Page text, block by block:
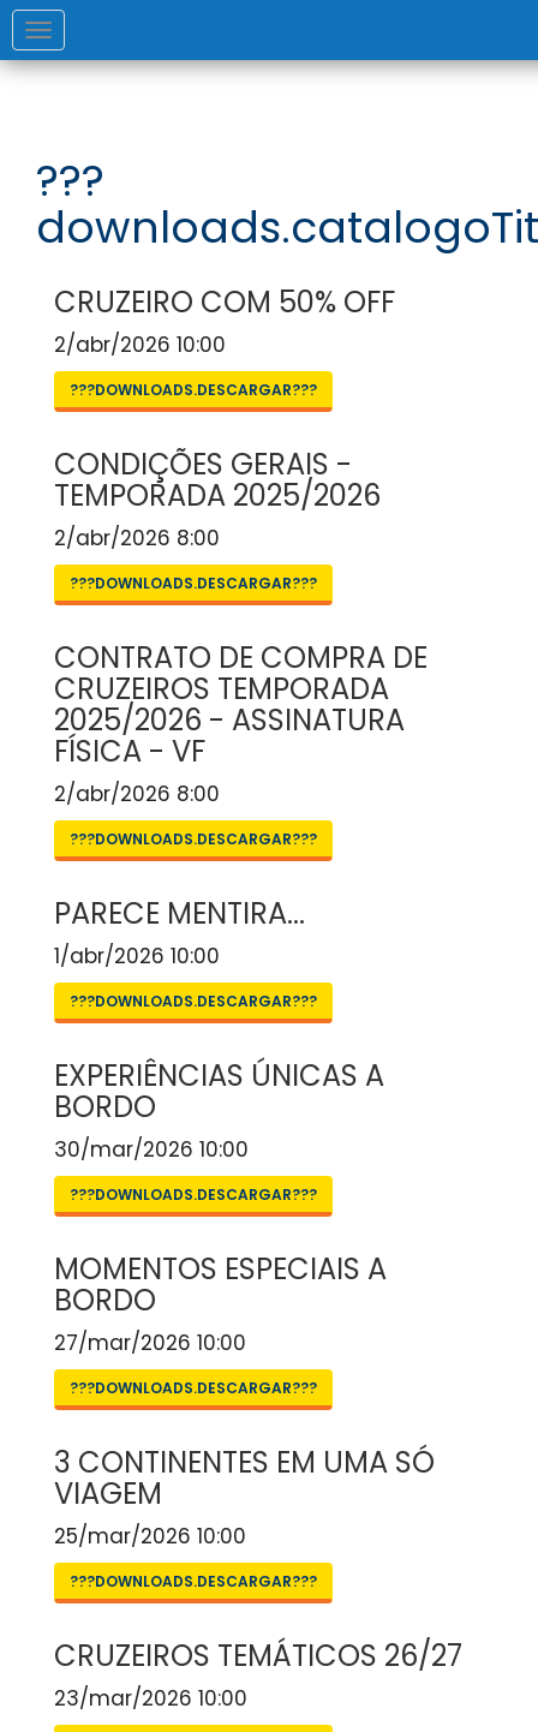
Toggle
navigation
???
CRUZEIRO COM 50% OFF
2/abr/2026 10:00
???DOWNLOADS.DESCARGAR???
CONDIÇÕES GERAIS -
TEMPORADA 2025/2026
2/abr/2026 8:00
???DOWNLOADS.DESCARGAR???
CONTRATO DE COMPRA DE
CRUZEIROS TEMPORADA
2025/2026 - ASSINATURA
FÍSICA - VF
2/abr/2026 8:00
???DOWNLOADS.DESCARGAR???
PARECE MENTIRA...
1/abr/2026 10:00
???DOWNLOADS.DESCARGAR???
EXPERIÊNCIAS ÚNICAS A
BORDO
30/mar/2026 10:00
???DOWNLOADS.DESCARGAR???
MOMENTOS ESPECIAIS A
BORDO
27/mar/2026 10:00
???DOWNLOADS.DESCARGAR???
3 CONTINENTES EM UMA SÓ
VIAGEM
25/mar/2026 10:00
???DOWNLOADS.DESCARGAR???
CRUZEIROS TEMÁTICOS 26/27
23/mar/2026 10:00